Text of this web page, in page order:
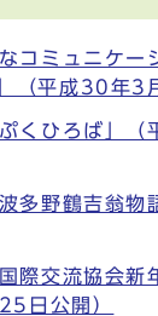
コミュニケー
（平成30年3
くひろば」（
多野鶴吉翁物
際交流協会新
日公開）